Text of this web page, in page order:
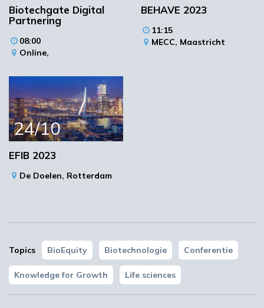
Flanders Meeting & Convention Center Antwerp - A Room with
a ZOO
2018 Antwerpen
Plan je route
Biotechgate Digital
Partnering
08:00
Online,
BEHAVE 2023
11:15
MECC, Maastricht
24/10
EFIB 2023
De Doelen, Rotterdam
Topics BioEquity Biotechnologie Conferentie
Knowledge for Growth Life sciences